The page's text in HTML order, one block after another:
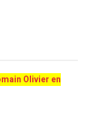
Olivier en